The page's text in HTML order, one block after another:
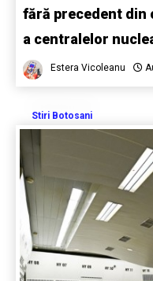
fără precedent din
a centralelor
Estera Vicoleanu
Stiri Botosani